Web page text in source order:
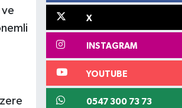
X
INSTAGRAM
YOUTUBE
0547 300 73 73